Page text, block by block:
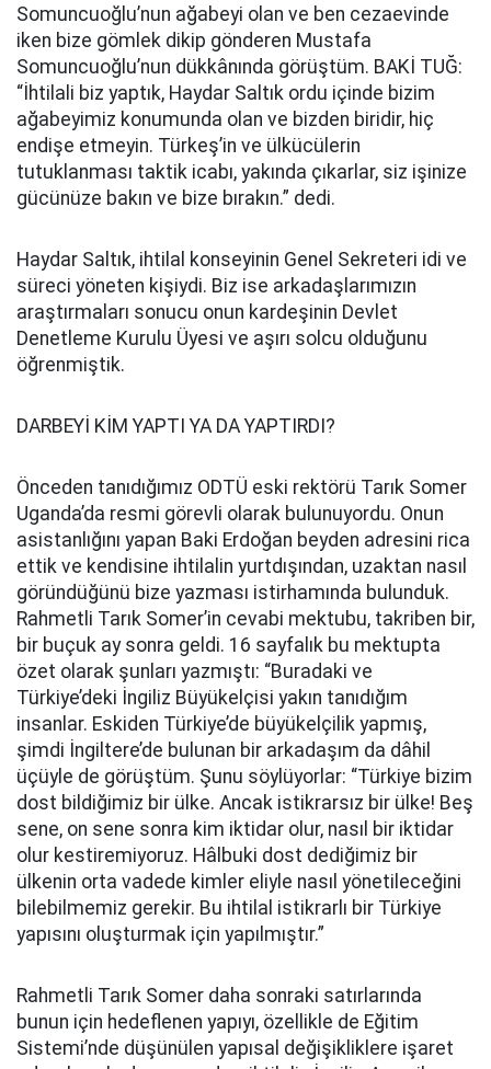
Somuncuoğlu’nun ağabeyi olan ve ben cezaevinde
iken bize gömlek dikip gönderen Mustafa
Somuncuoğlu’nun dükkânında görüştüm. BAKİ TUĞ:
“İhtilali biz yaptık, Haydar Saltık ordu içinde bizim
ağabeyimiz konumunda olan ve bizden biridir, hiç
endişe etmeyin. Türkeş’in ve ülkücülerin
tutuklanması taktik icabı, yakında çıkarlar, siz işinize
gücünüze bakın ve bize bırakın.” dedi.
Haydar Saltık, ihtilal konseyinin Genel Sekreteri idi ve
süreci yöneten kişiydi. Biz ise arkadaşlarımızın
araştırmaları sonucu onun kardeşinin Devlet
Denetleme Kurulu Üyesi ve aşırı solcu olduğunu
öğrenmiştik.
DARBEYİ KİM YAPTI YA DA YAPTIRDI?
Önceden tanıdığımız ODTÜ eski rektörü Tarık Somer
Uganda’da resmi görevli olarak bulunuyordu. Onun
asistanlığını yapan Baki Erdoğan beyden adresini rica
ettik ve kendisine ihtilalin yurtdışından, uzaktan nasıl
göründüğünü bize yazması istirhamında bulunduk.
Rahmetli Tarık Somer’in cevabi mektubu, takriben bir,
bir buçuk ay sonra geldi. 16 sayfalık bu mektupta
özet olarak şunları yazmıştı: “Buradaki ve
Türkiye’deki İngiliz Büyükelçisi yakın tanıdığım
insanlar. Eskiden Türkiye’de büyükelçilik yapmış,
şimdi İngiltere’de bulunan bir arkadaşım da dâhil
üçüyle de görüştüm. Şunu söylüyorlar: “Türkiye bizim
dost bildiğimiz bir ülke. Ancak istikrarsız bir ülke! Beş
sene, on sene sonra kim iktidar olur, nasıl bir iktidar
olur kestiremiyoruz. Hâlbuki dost dediğimiz bir
ülkenin orta vadede kimler eliyle nasıl yönetileceğini
bilebilmemiz gerekir. Bu ihtilal istikrarlı bir Türkiye
yapısını oluşturmak için yapılmıştır.”
Rahmetli Tarık Somer daha sonraki satırlarında
bunun için hedeflenen yapıyı, özellikle de Eğitim
Sistemi’nde düşünülen yapısal değişikliklere işaret